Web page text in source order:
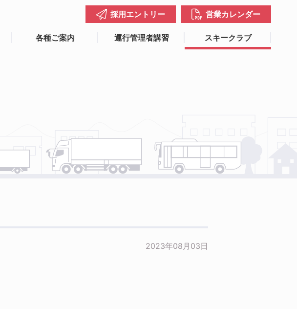
各種ご案内 運行管理者講習 スキークラブ
採用エントリー 営業カレンダー
2023年08月03日